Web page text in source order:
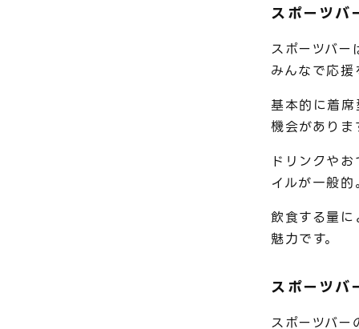
スポーツバ
スポーツバ
みんなで応
基本的に着
機会がありま
ドリンクや
イルが一般的
飲食する量
魅力です。
スポーツバ
スポーツバ